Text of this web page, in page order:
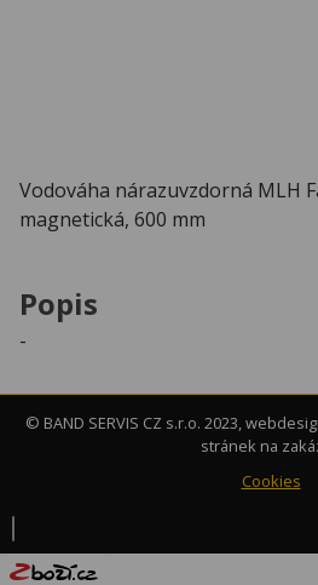
Vodováha nárazuvzdorná MLH
magnetická, 600 mm
Popis
-
© BAND SERVIS CZ s.r.o. 2023,
stránek na
Cookies